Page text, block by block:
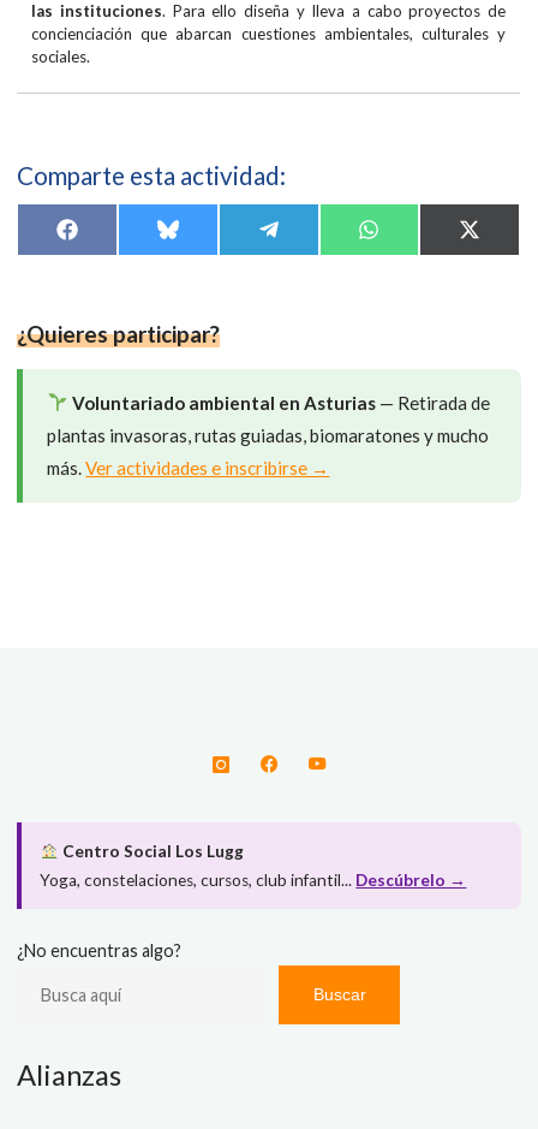
las instituciones. Para ello diseña y lleva a cabo proyectos de
concienciación que abarcan cuestiones ambientales, culturales y
sociales.
Comparte esta actividad:
Compartir
en
F
a
o
k
Compartir
en
B
l
y
Compartir
en
e
Compartir
en
h
en
(
¿Quieres participar?
Voluntariado ambiental en Asturias— Retirada de
plantas invasoras, rutas guiadas, biomaratones y mucho
más.Ver actividades e inscribirse →
Centro Social Los Lugg
Yoga, constelaciones, cursos, club infantil... Descúbrelo →
¿No encuentras algo?
Buscar
Alianzas